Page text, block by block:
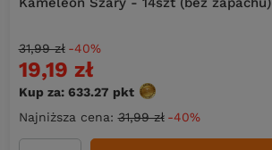
19,19 zł
Kup za: 633.27 pktpunktów
Najniższa cena:31,99 zł -40%
31,99 zł -40%